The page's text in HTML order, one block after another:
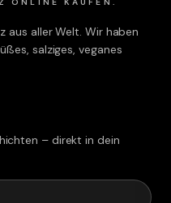
aus aller Welt. Wir haben
salziges, veganes
– direkt in dein